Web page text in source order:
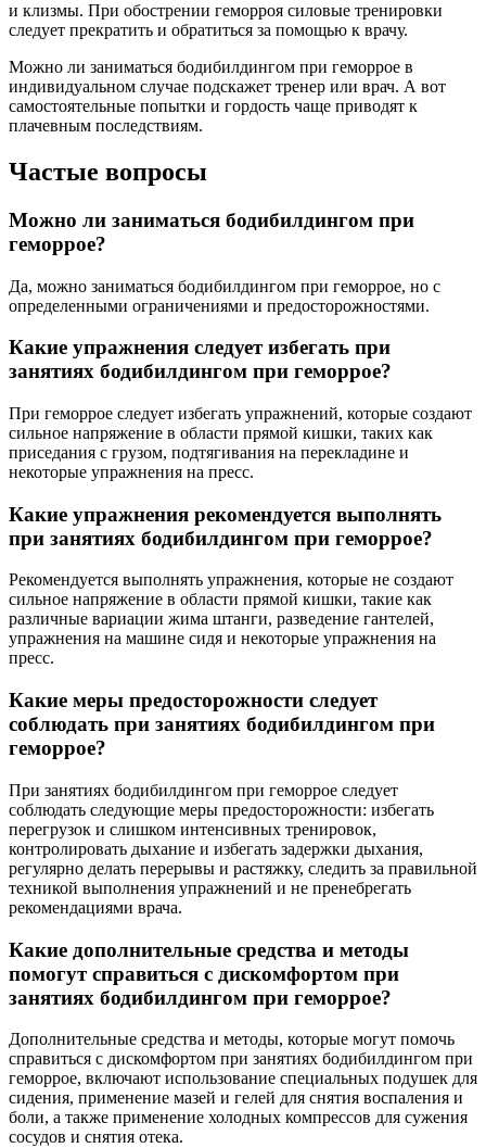
и клизмы. При обострении геморроя силовые тренировки
следует прекратить и обратиться за помощью к врачу.
Можно ли заниматься бодибилдингом при геморрое в
индивидуальном случае подскажет тренер или врач. А вот
самостоятельные попытки и гордость чаще приводят к
плачевным последствиям.
Частые вопросы
Можно ли заниматься бодибилдингом при
геморрое?
Да, можно заниматься бодибилдингом при геморрое, но с
определенными ограничениями и предосторожностями.
Какие упражнения следует избегать при
занятиях бодибилдингом при геморрое?
При геморрое следует избегать упражнений, которые создают
сильное напряжение в области прямой кишки, таких как
приседания с грузом, подтягивания на перекладине и
некоторые упражнения на пресс.
Какие упражнения рекомендуется выполнять
при занятиях бодибилдингом при геморрое?
Рекомендуется выполнять упражнения, которые не создают
сильное напряжение в области прямой кишки, такие как
различные вариации жима штанги, разведение гантелей,
упражнения на машине сидя и некоторые упражнения на
пресс.
Какие меры предосторожности следует
соблюдать при занятиях бодибилдингом при
геморрое?
При занятиях бодибилдингом при геморрое следует
соблюдать следующие меры предосторожности: избегать
перегрузок и слишком интенсивных тренировок,
контролировать дыхание и избегать задержки дыхания,
регулярно делать перерывы и растяжку, следить за правильной
техникой выполнения упражнений и не пренебрегать
рекомендациями врача.
Какие дополнительные средства и методы
помогут справиться с дискомфортом при
занятиях бодибилдингом при геморрое?
Дополнительные средства и методы, которые могут помочь
справиться с дискомфортом при занятиях бодибилдингом при
геморрое, включают использование специальных подушек для
сидения, применение мазей и гелей для снятия воспаления и
боли, а также применение холодных компрессов для сужения
сосудов и снятия отека.